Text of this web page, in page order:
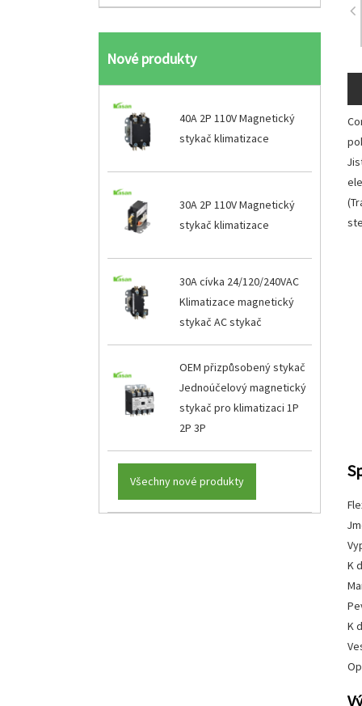
Nové produkty
40A 2P 110V Magnetický
stykač klimatizace
30A 2P 110V Magnetický
stykač klimatizace
30A cívka 24/120/240VAC
Klimatizace magnetický
stykač AC stykač
OEM přizpůsobený stykač
Jednoúčelový magnetický
stykač pro klimatizaci 1P
2P 3P
Všechny nové produkty
K
K